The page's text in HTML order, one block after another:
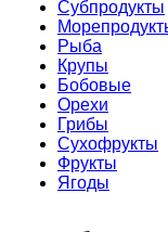
Субпродукты
Рыба
Крупы
Бобовые
Орехи
Грибы
Сухофрукты
Фрукты
Ягоды